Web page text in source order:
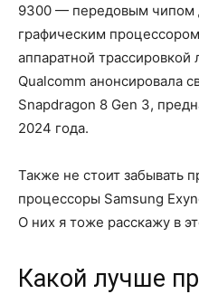
9300 — передовым чипом
графическим
аппаратной трассировкой
Qualcomm анонсировала
Snapdragon 8 Gen 3,
2024 года.
Также не стоит забывать
процессоры Samsung
О них я тоже расскажу в
Какой лучше